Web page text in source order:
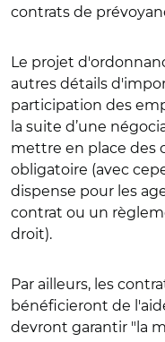
contrats de
Le projet
autres détails
participation des
la suite d’une
mettre en place des
obligatoire (avec
dispense pour les
contrat ou un
droit).
Par ailleurs, les
bénéficieront de
devront garantir "la